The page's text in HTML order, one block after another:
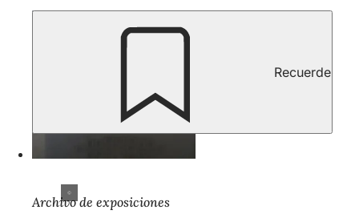
Recuerde
Archivo de exposiciones